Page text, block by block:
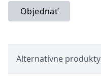
Objednať
Alternatívne produkty